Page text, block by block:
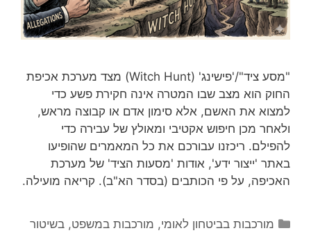
"מסע ציד"/'פישינג' (Witch Hunt) מצד מערכת אכיפת
החוק הוא מצב שבו המטרה אינה חקירת פשע כדי
למצוא את האשם, אלא סימון אדם או קבוצה מראש,
ולאחר מכן חיפוש אקטיבי ומאולץ של עבירה כדי
להפילם. ריכזנו עבורכם את כל המאמרים שהופיעו
באתר 'ייצור ידע', אודות 'מסעות הציד' של מערכת
האכיפה, על פי הכותבים (בסדר הא"ב). קריאה מועילה.
קטגוריות
מורכבות בביטחון לאומי, מורכבות במשפט, בשיטור